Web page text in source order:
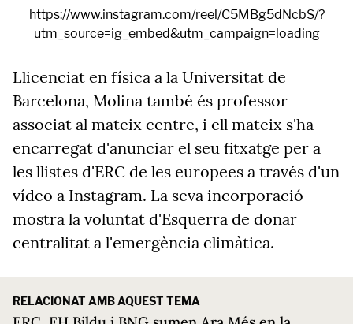
https://www.instagram.com/reel/C5MBg5dNcbS/?
utm_source=ig_embed&utm_campaign=loading
Llicenciat en física a la Universitat de
Barcelona, Molina també és professor
associat al mateix centre, i ell mateix s'ha
encarregat d'anunciar el seu fitxatge per a
les llistes d'ERC de les europees a través d'un
vídeo a Instagram. La seva incorporació
mostra la voluntat d'Esquerra de donar
centralitat a l'emergència climàtica.
RELACIONAT AMB AQUEST TEMA